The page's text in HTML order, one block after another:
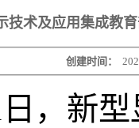
技术及应用集成教
创建时间：
日，新